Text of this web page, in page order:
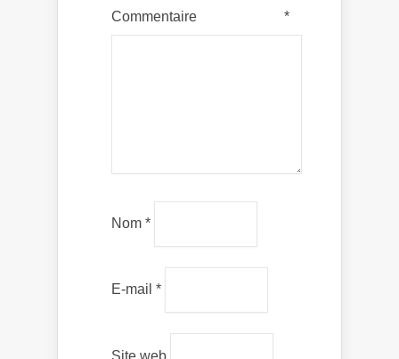
Commentaire *
Nom *
E-mail *
Site web